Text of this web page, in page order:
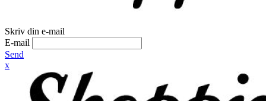
Skriv din e-mail
E-mail
Send
x